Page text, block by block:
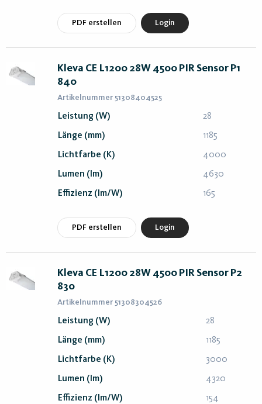
PDF erstellen Login
Kleva CE L1200 28W 4500 PIR Sensor P1
840
Artikelnummer 51308404525
Leistung (W) 28
Länge (mm) 1185
Lichtfarbe (K) 4000
Lumen (lm) 4630
Effizienz (lm/W) 165
PDF erstellen Login
Kleva CE L1200 28W 4500 PIR Sensor P2
830
Artikelnummer 51308304526
Leistung (W) 28
Länge (mm) 1185
Lichtfarbe (K) 3000
Lumen (lm) 4320
Effizienz (lm/W) 154